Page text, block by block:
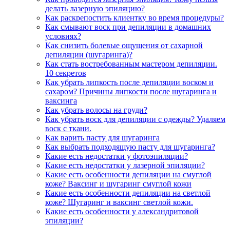
делать лазерную эпиляцию?
Как раскрепостить клиентку во время процедуры?
Как смывают воск при депиляции в домашних
условиях?
Как снизить болевые ощущения от сахарной
депиляции (шугаринга)?
Как стать востребованным мастером депиляции.
10 секретов
Как убрать липкость после депиляции воском и
сахаром? Причины липкости после шугаринга и
ваксинга
Как убрать волосы на груди?
Как убрать воск для депиляции с одежды? Удаляем
воск с ткани.
Как варить пасту для шугаринга
Как выбрать подходящую пасту для шугаринга?
Какие есть недостатки у фотоэпиляции?
Какие есть недостатки у лазерной эпиляции?
Какие есть особенности депиляции на смуглой
коже? Ваксинг и шугаринг смуглой кожи
Какие есть особенности депиляции на светлой
коже? Шугаринг и ваксинг светлой кожи.
Какие есть особенности у александритовой
эпиляции?